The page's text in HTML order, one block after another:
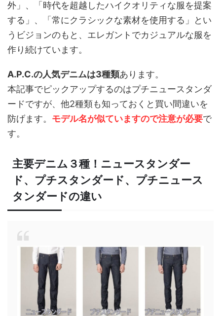
外」、「時代を超越したハイクオリティな服を提案
する」、「常にクラシックな素材を使用する」とい
うビジョンのもと、エレガントでカジュアルな服を
作り続けています。
A.P.C.の人気デニムは3種類あります。
本記事でピックアップするのはプチニュースタンダ
ードですが、他2種類も知っておくと買い間違いを
防げます。 モデル名が似ていますので注意が必要で
す。
主要デニム３種！ニュースタンダー
ド、プチスタンダード、プチニュース
タンダードの違い